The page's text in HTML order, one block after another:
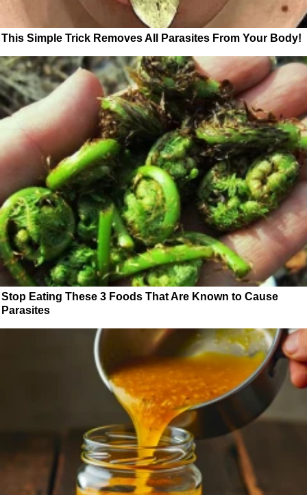
This Simple Trick Removes All Parasites From Your Body!
Stop Eating These 3 Foods That Are Known to Cause
Parasites